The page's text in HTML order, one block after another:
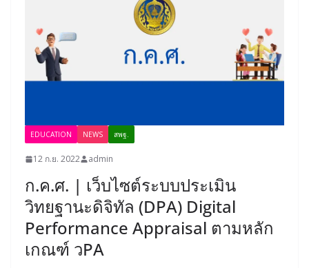
EDUCATION NEWS สพฐ.
12 ก.ย. 2022 admin
ก.ค.ศ. | เว็บไซต์ระบบประเมิน
วิทยฐานะดิจิทัล (DPA) Digital
Performance Appraisal ตามหลัก
เกณฑ์ วPA